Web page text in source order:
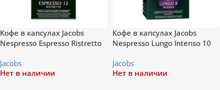
Кофе в капсулах Jacobs
Nespresso Espresso Ristretto
Jacobs
Нет в наличии
Кофе в капсулах Jacobs
Nespresso Lungo Intenso 10
Jacobs
Нет в наличии